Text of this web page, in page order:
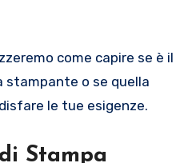
come capire se è il
stampante o se quella
le tue esigenze.
Stampa